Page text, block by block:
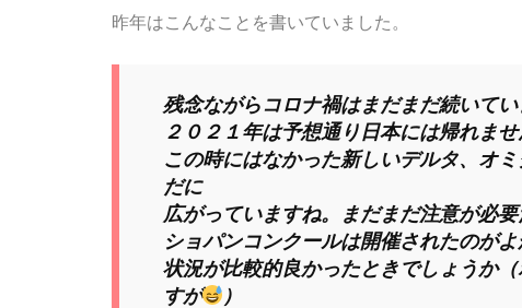
昨年はこんなことを書いていました。
残念ながらコロナ禍はまだまだ続いて
２０２１年は予想通り日本には帰れませ
この時にはなかった新しいデルタ、オ
だに
広がっていますね。まだまだ注意が必要
ショパンコンクールは開催されたのが
状況が比較的良かったときでしょうか
すが
）